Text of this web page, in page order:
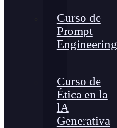
Curso de
Prompt
Engineering
Curso de
Ética en la
lA
Generativa